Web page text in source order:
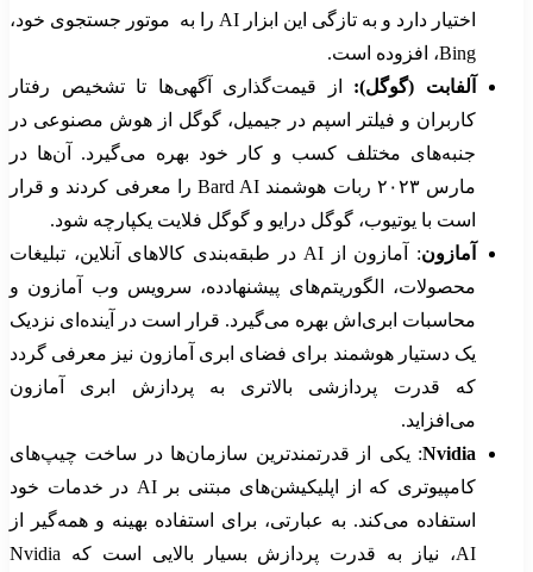
اختیار دارد و به تازگی این ابزار AI را به موتور جستجوی خود،
Bing، افزوده است.
آلفابت (گوگل): از قیمت‌گذاری آگهی‌ها تا تشخیص رفتار
کاربران و فیلتر اسپم در جیمیل، گوگل از هوش مصنوعی در
جنبه‌های مختلف کسب و کار خود بهره می‌گیرد. آن‌ها در
مارس ۲۰۲۳ ربات هوشمند Bard AI را معرفی کردند و قرار
است با یوتیوب، گوگل درایو و گوگل فلایت یکپارچه شود.
آمازون
: آمازون از AI در طبقه‌بندی کالاهای آنلاین، تبلیغات
محصولات، الگوریتم‌های پیشنهادده، سرویس وب آمازون و
محاسبات ابری‌اش بهره می‌گیرد. قرار است در آینده‌ای نزدیک
یک دستیار هوشمند برای فضای ابری آمازون نیز معرفی گردد
که قدرت پردازشی بالاتری به پردازش ابری آمازون
می‌افزاید.
Nvidia: یکی از قدرتمندترین سازمان‌ها در ساخت چیپ‌های
کامپیوتری که از اپلیکیشن‌های مبتنی بر AI در خدمات خود
استفاده می‌کند. به عبارتی، برای استفاده بهینه‌ و همه‌گیر از
AI، نیاز به قدرت پردازش بسیار بالایی است که Nvidia